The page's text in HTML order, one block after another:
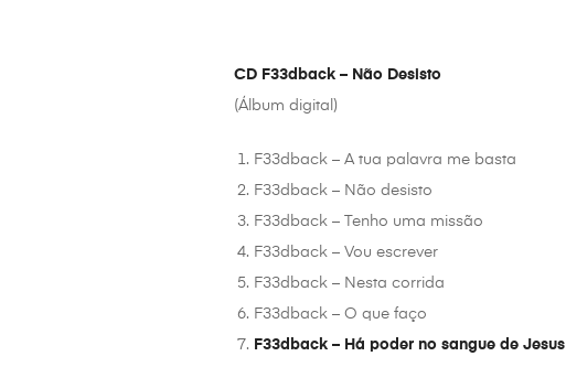
CD F33dback – Não Desisto
(Álbum digital)
F33dback – A tua palavra me basta
F33dback – Não desisto
F33dback – Tenho uma missão
F33dback – Vou escrever
F33dback – Nesta corrida
F33dback – O que faço
F33dback – Há poder no sangue de Jesus